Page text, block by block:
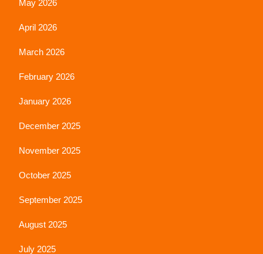
May 2026
April 2026
March 2026
February 2026
January 2026
December 2025
November 2025
October 2025
September 2025
August 2025
July 2025